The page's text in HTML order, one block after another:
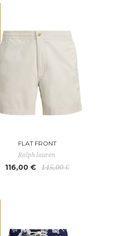
FLAT FRONT
Ralph lauren
116,00 € 145,00 €